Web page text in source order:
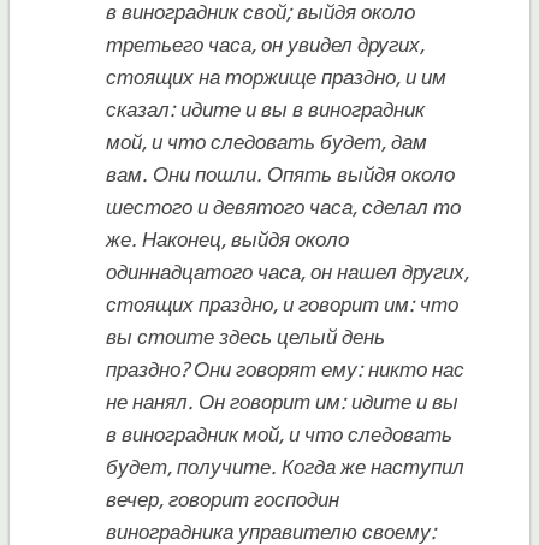
в виноградник свой; выйдя около
третьего часа, он увидел других,
стоящих на торжище праздно, и им
сказал: идите и вы в виноградник
мой, и что следовать будет, дам
вам. Они пошли. Опять выйдя около
шестого и девятого часа, сделал то
же. Наконец, выйдя около
одиннадцатого часа, он нашел других,
стоящих праздно, и говорит им: что
вы стоите здесь целый день
праздно? Они говорят ему: никто нас
не нанял. Он говорит им: идите и вы
в виноградник мой, и что следовать
будет, получите. Когда же наступил
вечер, говорит господин
виноградника управителю своему: